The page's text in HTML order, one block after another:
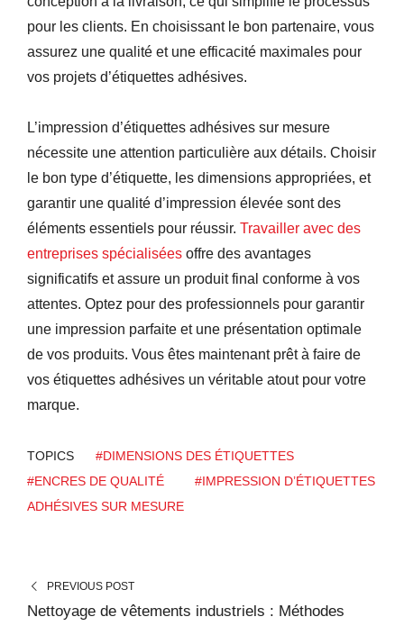
pour les clients. En choisissant le bon partenaire, vous
assurez une qualité et une efficacité maximales pour
vos projets d’étiquettes adhésives.
L’impression d’étiquettes adhésives sur mesure
nécessite une attention particulière aux détails. Choisir
le bon type d’étiquette, les dimensions appropriées, et
garantir une qualité d’impression élevée sont des
éléments essentiels pour réussir. Travailler avec des
entreprises spécialisées offre des avantages
significatifs et assure un produit final conforme à vos
attentes. Optez pour des professionnels pour garantir
une impression parfaite et une présentation optimale
de vos produits. Vous êtes maintenant prêt à faire de
vos étiquettes adhésives un véritable atout pour votre
marque.
TOPICS
#DIMENSIONS DES ÉTIQUETTES
#ENCRES DE QUALITÉ
#IMPRESSION D’ÉTIQUETTES
ADHÉSIVES SUR MESURE
PREVIOUS POST
Nettoyage de vêtements industriels : Méthodes